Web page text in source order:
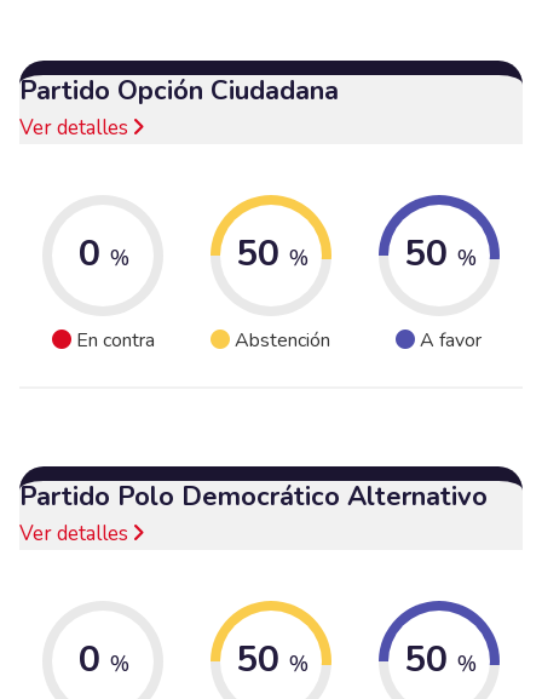
Partido Opción Ciudadana
Ver detalles
0 %
En contra
50 %
Abstención
50 %
A favor
Partido Polo Democrático Alternativo
Ver detalles
0 % 50 % 50 %